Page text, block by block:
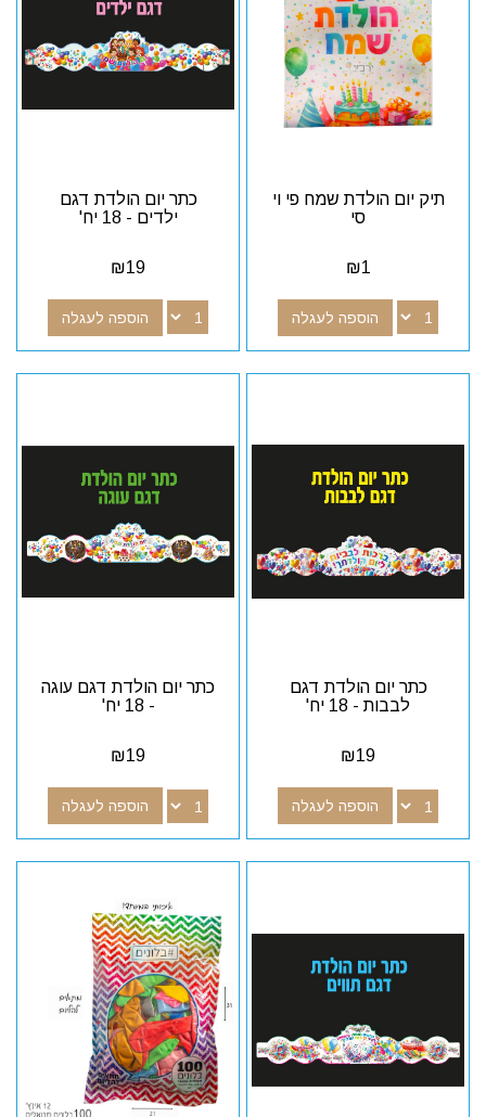
תיק יום הולדת שמח פי וי
סי
₪1
הוספה לעגלה
כתר יום הולדת דגם
ילדים - 18 יח'
₪19
הוספה לעגלה
כתר יום הולדת דגם
לבבות - 18 יח'
₪19
הוספה לעגלה
כתר יום הולדת דגם עוגה
- 18 יח'
₪19
הוספה לעגלה